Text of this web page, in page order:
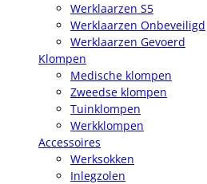
Werklaarzen S5
Werklaarzen Onbeveiligd
Werklaarzen Gevoerd
Klompen
Medische klompen
Zweedse klompen
Tuinklompen
Werkklompen
Accessoires
Werksokken
Inlegzolen